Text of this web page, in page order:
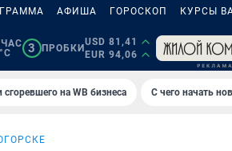
АФИША ГОРОСКОП КУРСЫ
3 ПРОБКИ
USD 81,41
EUR 94,06
на WB бизнеса С чего начать